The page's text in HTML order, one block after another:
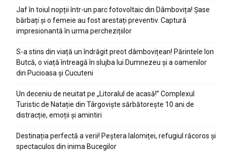
Jaf în toiul nopții într-un parc fotovoltaic din Dâmbovița! Șase
bărbați și o femeie au fost arestați preventiv. Captură
impresionantă în urma perchezițiilor
S-a stins din viață un îndrăgit preot dâmbovițean! Părintele Ion
Butcă, o viață întreagă în slujba lui Dumnezeu și a oamenilor
din Pucioasa și Cucuteni
Un deceniu de neuitat pe „Litoralul de acasă!” Complexul
Turistic de Natație din Târgoviște sărbătorește 10 ani de
distracție, emoții și amintiri
Destinația perfectă a verii! Peștera Ialomiței, refugiul răcoros și
spectaculos din inima Bucegilor